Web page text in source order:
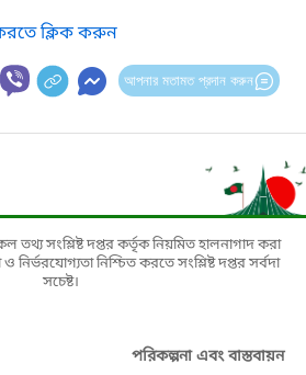
ক্লিক করুন
আপনার মতামত প্রদান করুন
সংশ্লিষ্ট দপ্তর কর্তৃক নিয়মিত হালনাগাদ করা
নির্ভরযোগ্যতা নিশ্চিত করতে সংশ্লিষ্ট দপ্তর সর্বদা
সচেষ্ট।
পরিকল্পনা এবং বাস্তবায়ন